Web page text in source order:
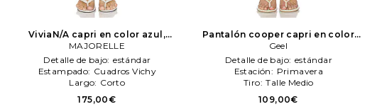
ViviaN/A capri en color azul,
blanco MAJORELLE
MAJORELLE
Detalle de bajo: estándar
Estampado: Cuadros Vichy
Largo: Corto
175,00€
Pantalón cooper capri en color
azul mareno
Geel
Detalle de bajo: estándar
Estación: Primavera
Tiro: Talle Medio
109,00€